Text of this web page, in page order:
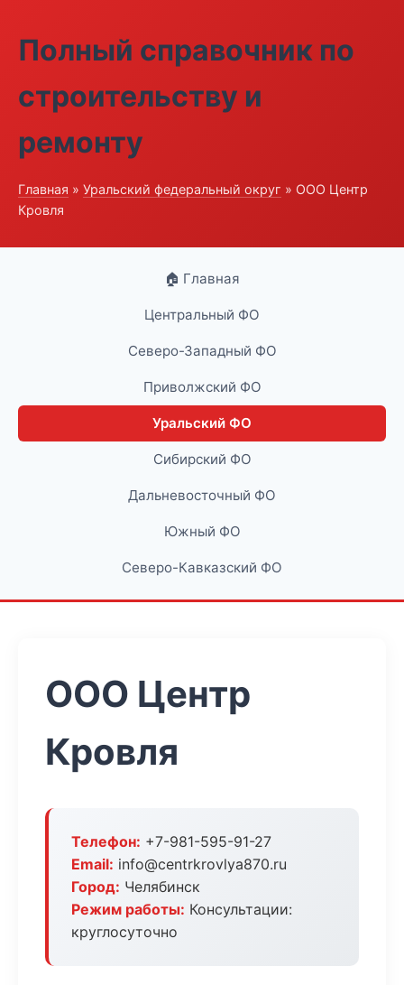
Полный справочник по
строительству и
ремонту
Главная » Уральский федеральный округ » ООО Центр
Кровля
🏠 Главная
Центральный ФО
Северо-Западный ФО
Приволжский ФО
Уральский ФО
Сибирский ФО
Дальневосточный ФО
Южный ФО
Северо-Кавказский ФО
ООО Центр
Кровля
Телефон: +7-981-595-91-27
Email: info@centrkrovlya870.ru
Город: Челябинск
Режим работы: Консультации:
круглосуточно